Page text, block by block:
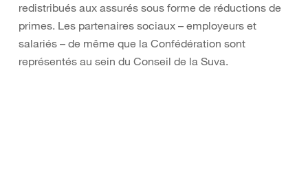
redistribués aux assurés sous forme de réductions de
primes. Les partenaires sociaux – employeurs et
salariés – de même que la Confédération sont
représentés au sein du Conseil de la Suva.